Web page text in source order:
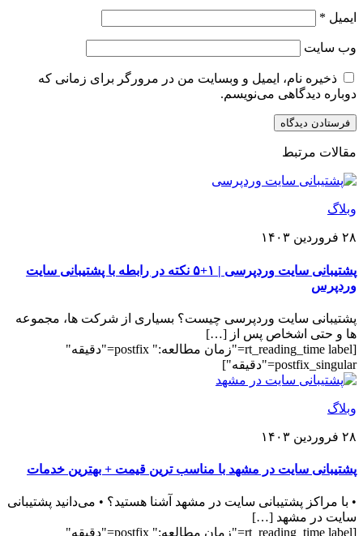
ایمیل *
وب‌ سایت
ذخیره نام، ایمیل و وبسایت من در مرورگر برای زمانی که
دوباره دیدگاهی می‌نویسم.
مقالات مرتبط
وبلاگ
۲۸ فروردین ۱۴۰۳
پشتیبانی سایت وردپرسی | ۱+۵ نکته در رابطه با پشتیبانی سایت
وردپرس
پشتیبانی سایت وردپرسی چیست؟ بسیاری از شرکت ها، مجموعه
ها و حتی اشخاص پس از […]
[rt_reading_time label="زمان مطالعه:" postfix="دقیقه"
postfix_singular="دقیقه"]
وبلاگ
۲۸ فروردین ۱۴۰۳
پشتیبانی سایت در مشهد با مناسب ترین قیمت + بهترین خدمات
• با مراکز پشتیبانی سایت در مشهد آشنا هستید؟ • می‌دانید پشتیبانی
سایت در مشهد […]
[rt_reading_time label="زمان مطالعه:" postfix="دقیقه"